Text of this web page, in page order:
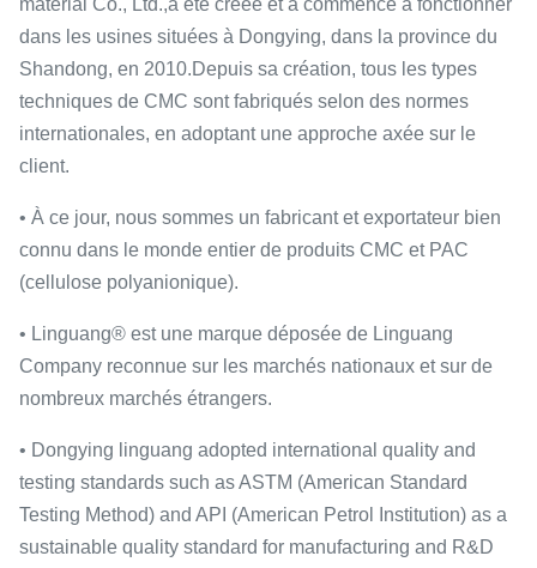
material Co., Ltd.,a été créée et a commencé à fonctionner
dans les usines situées à Dongying, dans la province du
Shandong, en 2010.Depuis sa création, tous les types
techniques de CMC sont fabriqués selon des normes
internationales, en adoptant une approche axée sur le
client.
• À ce jour, nous sommes un fabricant et exportateur bien
connu dans le monde entier de produits CMC et PAC
(cellulose polyanionique).
• Linguang® est une marque déposée de Linguang
Company reconnue sur les marchés nationaux et sur de
nombreux marchés étrangers.
• Dongying linguang adopted international quality and
testing standards such as ASTM (American Standard
Testing Method) and API (American Petrol Institution) as a
sustainable quality standard for manufacturing and R&D